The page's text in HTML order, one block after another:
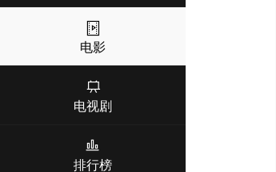
电影
电视剧
排行榜